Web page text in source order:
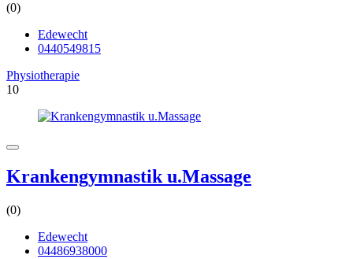
(0)
Edewecht
0440549815
Physiotherapie
10
Krankengymnastik u.Massage
(0)
Edewecht
04486938000